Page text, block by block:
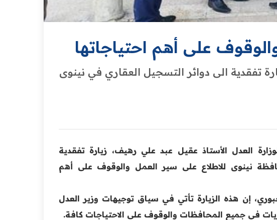
على أهم احتياجاتها
تفقدية الى دوائر التسجيل العقاري في نينوى
العدل الأستاذ عقيل عبد علي رهيف، زيارة تفقدية
نينوى للاطلاع على سير العمل والوقوف على أهم
إن هذه الزيارة تأتي في سياق توجيهات وزير العدل
في جميع المحافظات والوقوف على الاحتياجات كافة.